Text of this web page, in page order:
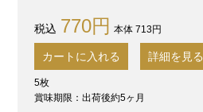
770円 本体 713円
カートに入れる 詳細を見る
5枚
賞味期限：出荷後約5ヶ月